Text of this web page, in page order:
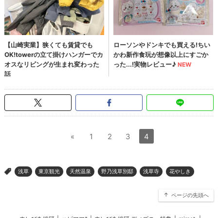
« 1 2 3 4
> 浅草 東京観光 天然温泉 野乃浅草別邸 浅草寺 花やしき
ページの先頭へ